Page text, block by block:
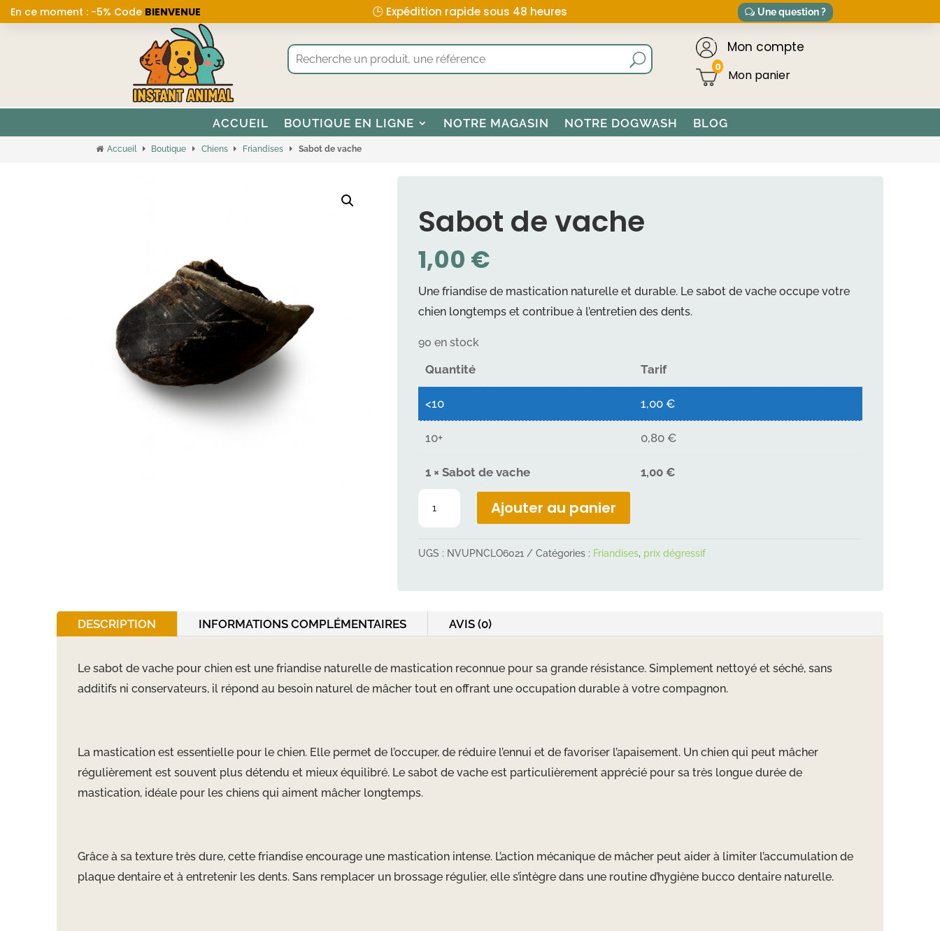
En ce moment : -5% Code BIENVENUE 🕒 Expédition rapide sous 48 heures Une question ?
Mon compte
0
ACCUEIL BOUTIQUE EN LIGNE NOTRE MAGASIN NOTRE DOGWASH BLOG
Accueil Boutique Chiens Friandises Sabot de vache
Sabot de vache
1,00 €
Une friandise de mastication naturelle et durable. Le sabot de vache occupe votre
chien longtemps et contribue à l’entretien des dents.
90 en stock
Quantité Tarif
<10 1,00 €
10+ 0,80 €
1× Sabot de vache 1,00 €
quantité
de
Ajouter au panier
UGS : NVUPNCLO6021 Catégories : Friandises, prix dégressif
DESCRIPTION INFORMATIONS COMPLÉMENTAIRES AVIS (0)
Le sabot de vache pour chien est une friandise naturelle de mastication reconnue pour sa grande résistance. Simplement nettoyé et séché, sans
additifs ni conservateurs, il répond au besoin naturel de mâcher tout en offrant une occupation durable à votre compagnon.
La mastication est essentielle pour le chien. Elle permet de l’occuper, de réduire l’ennui et de favoriser l’apaisement. Un chien qui peut mâcher
régulièrement est souvent plus détendu et mieux équilibré. Le sabot de vache est particulièrement apprécié pour sa très longue durée de
mastication, idéale pour les chiens qui aiment mâcher longtemps.
Grâce à sa texture très dure, cette friandise encourage une mastication intense. L’action mécanique de mâcher peut aider à limiter l’accumulation de
plaque dentaire et à entretenir les dents. Sans remplacer un brossage régulier, elle s’intègre dans une routine d’hygiène bucco dentaire naturelle.